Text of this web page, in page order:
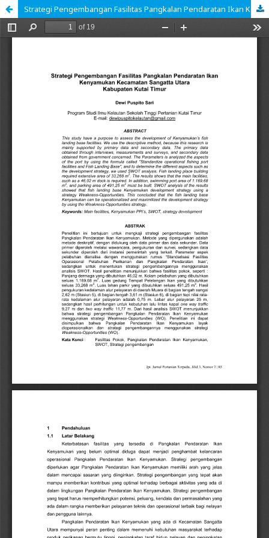
Strategi Pengembangan Fasilitas Pangkalan Pendaratan Ikan Kenyamukan Kecamatan Sangatta Utara Kabupaten Kutai Timur